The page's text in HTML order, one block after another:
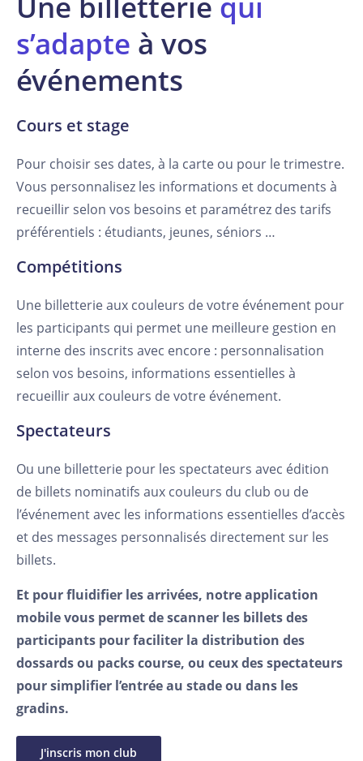
s’adapte à vos
événements
Cours et stage
Pour choisir ses dates, à la carte ou pour le trimestre.
Vous personnalisez les informations et documents à
recueillir selon vos besoins et paramétrez des tarifs
préférentiels : étudiants, jeunes, séniors …
Compétitions
Une billetterie aux couleurs de votre événement pour
les participants qui permet une meilleure gestion en
interne des inscrits avec encore : personnalisation
selon vos besoins, informations essentielles à
recueillir aux couleurs de votre événement.
Spectateurs
Ou une billetterie pour les spectateurs avec édition
de billets nominatifs aux couleurs du club ou de
l’événement avec les informations essentielles d’accès
et des messages personnalisés directement sur les
billets.
Et pour fluidifier les arrivées, notre application
mobile vous permet de scanner les billets des
participants pour faciliter la distribution des
dossards ou packs course, ou ceux des spectateurs
pour simplifier l’entrée au stade ou dans les
gradins.
J'inscris mon club